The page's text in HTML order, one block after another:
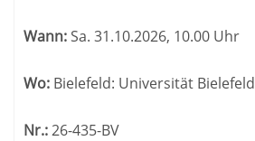
Wann:Sa. 31.10.2026, 10.00 Uhr
Wo: Bielefeld: Universität Bielefeld
Nr.:26-435-BV